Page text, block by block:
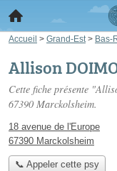
Accueil > Grand-Est > Bas-
Allison
Cette fiche présente
67390 Marckolsheim.
18 avenue de l'Europe
67390 Marckolsheim
📞 Appeler cette psy